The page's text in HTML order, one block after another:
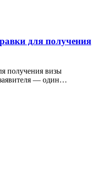
для получения
получения визы
— один…